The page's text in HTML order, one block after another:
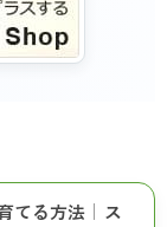
てる方法｜ス